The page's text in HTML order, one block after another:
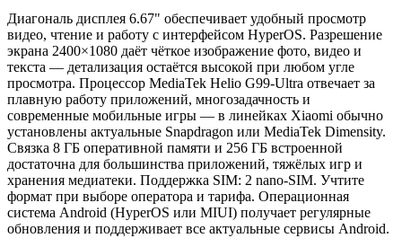
Диагональ дисплея 6.67" обеспечивает удобный просмотр
видео, чтение и работу с интерфейсом HyperOS. Разрешение
экрана 2400×1080 даёт чёткое изображение фото, видео и
текста — детализация остаётся высокой при любом угле
просмотра. Процессор MediaTek Helio G99-Ultra отвечает за
плавную работу приложений, многозадачность и
современные мобильные игры — в линейках Xiaomi обычно
установлены актуальные Snapdragon или MediaTek Dimensity.
Связка 8 ГБ оперативной памяти и 256 ГБ встроенной
достаточна для большинства приложений, тяжёлых игр и
хранения медиатеки. Поддержка SIM: 2 nano-SIM. Учтите
формат при выборе оператора и тарифа. Операционная
система Android (HyperOS или MIUI) получает регулярные
обновления и поддерживает все актуальные сервисы Android.